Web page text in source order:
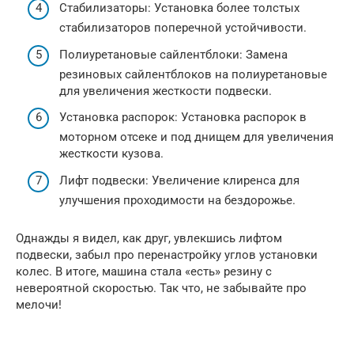
Стабилизаторы: Установка более толстых
стабилизаторов поперечной устойчивости.
Полиуретановые сайлентблоки: Замена
резиновых сайлентблоков на полиуретановые
для увеличения жесткости подвески.
Установка распорок: Установка распорок в
моторном отсеке и под днищем для увеличения
жесткости кузова.
Лифт подвески: Увеличение клиренса для
улучшения проходимости на бездорожье.
Однажды я видел, как друг, увлекшись лифтом
подвески, забыл про перенастройку углов установки
колес. В итоге, машина стала «есть» резину с
невероятной скоростью. Так что, не забывайте про
мелочи!